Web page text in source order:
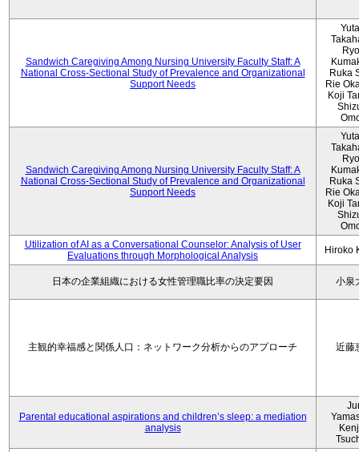
Sandwich Caregiving Among Nursing University Faculty Staff: A
National Cross-Sectional Study of Prevalence and Organizational
Support Needs
Ruka
Rie
Koji
Sandwich Caregiving Among Nursing University Faculty Staff: A
National Cross-Sectional Study of Prevalence and Organizational
Support Needs
Ruka
Rie
Koji
Utilization of AI as a Conversational Counselor: Analysis of User
Evaluations through Morphological Analysis
Hiroko
日本の企業組織における女性管理職比率の決定要因 小泉
主観的幸福感と関係人口：ネットワーク分析からのアプローチ 近藤
Parental educational aspirations and children’s sleep: a mediation
analysis